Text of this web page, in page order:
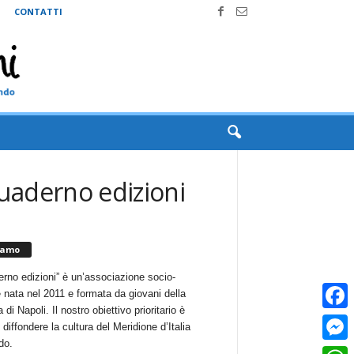
CONTATTI
edizioni
edizioni” è un’associazione socio-
nata nel 2011 e formata da giovani della
di Napoli. Il nostro obiettivo prioritario è
la cultura del Meridione d’Italia